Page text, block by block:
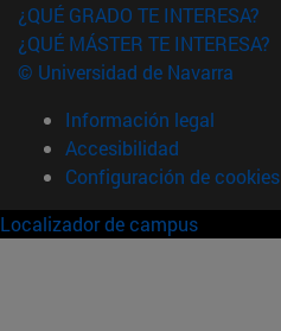
¿QUÉ GRADO TE INTERESA?
¿QUÉ MÁSTER TE INTERESA?
© Universidad de Navarra
Información legal
Accesibilidad
Configuración de cookies
Localizador de campus